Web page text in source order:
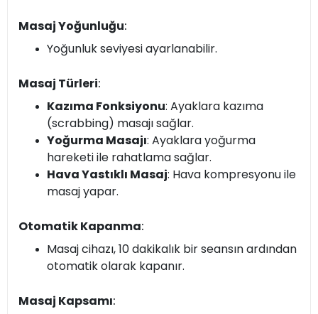
Masaj Yoğunluğu:
Yoğunluk seviyesi ayarlanabilir.
Masaj Türleri:
Kazıma Fonksiyonu: Ayaklara kazıma
(scrabbing) masajı sağlar.
Yoğurma Masajı: Ayaklara yoğurma
hareketi ile rahatlama sağlar.
Hava Yastıklı Masaj: Hava kompresyonu ile
masaj yapar.
Otomatik Kapanma:
Masaj cihazı, 10 dakikalık bir seansın ardından
otomatik olarak kapanır.
Masaj Kapsamı: